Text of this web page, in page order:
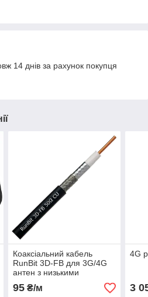
14 днів за рахунок покупця
Коаксіальний кабель
RunBit 3D-FB для 3G/4G
антен з низькими
втратами (аналог RG58,
RG223)
95₴/м
4G
3